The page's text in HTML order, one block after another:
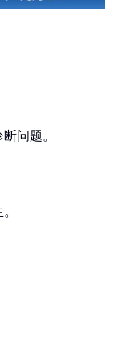
问题。